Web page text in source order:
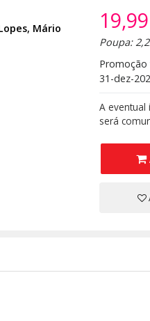
, Mário
Poupa:
Promoção
31-dez-
A eventual
será